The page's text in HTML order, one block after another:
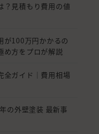
？見積もり費用の値
が100万円かかるの
め方をプロが解説
全ガイド｜費用相場
の外壁塗装 最新事